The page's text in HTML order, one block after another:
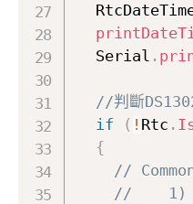
  Serial
.
//判斷
if
( ! Rtc .
{
//
//    1)